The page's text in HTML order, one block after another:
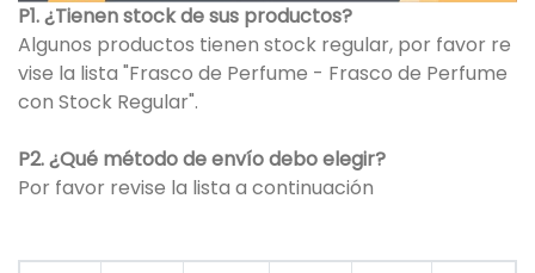
P1. ¿Tienen stock de sus productos?
Algunos productos tienen stock regular, por favor re
vise la lista "Frasco de Perfume - Frasco de Perfume
con Stock Regular".
P2. ¿Qué método de envío debo elegir?
Por favor revise la lista a continuación